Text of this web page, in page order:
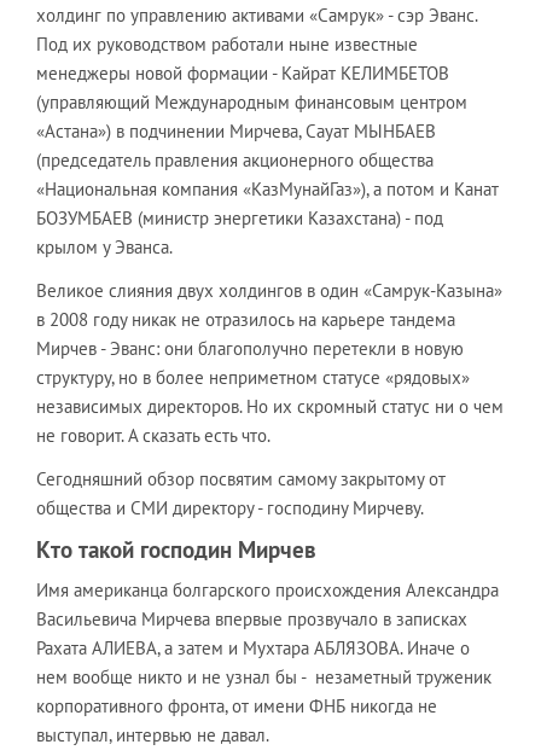
холдинг по управлению активами «Самрук» - сэр Эванс.
Под их руководством работали ныне известные
менеджеры новой формации - Кайрат КЕЛИМБЕТОВ
(управляющий Международным финансовым центром
«Астана») в подчинении Мирчева, Сауат МЫНБАЕВ
(председатель правления акционерного общества
«Национальная компания «КазМунайГаз»), а потом и Канат
БОЗУМБАЕВ (министр энергетики Казахстана) - под
крылом у Эванса.
Великое слияния двух холдингов в один «Самрук-Казына»
в 2008 году никак не отразилось на карьере тандема
Мирчев - Эванс: они благополучно перетекли в новую
структуру, но в более неприметном статусе «рядовых»
независимых директоров. Но их скромный статус ни о чем
не говорит. А сказать есть что.
Сегодняшний обзор посвятим самому закрытому от
общества и СМИ директору - господину Мирчеву.
Кто такой господин Мирчев
Имя американца болгарского происхождения Александра
Васильевича Мирчева впервые прозвучало в записках
Рахата АЛИЕВА, а затем и Мухтара АБЛЯЗОВА. Иначе о
нем вообще никто и не узнал бы - незаметный труженик
корпоративного фронта, от имени ФНБ никогда не
выступал, интервью не давал.